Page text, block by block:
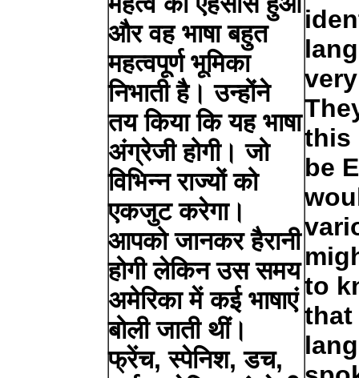
और वह भाषा बहुत
महत्वपूर्ण भूमिका
निभाती है। उन्होंने
तय किया कि यह भाषा
अंग्रेजी होगी। जो
विभिन्न राज्यों को
एकजुट करेगा।
आपको जानकर हैरानी
होगी लेकिन उस समय
अमेरिका में कई भाषाएं
बोली जाती थीं।
फ्रेंच, स्पेनिश, डच,
this
be
to
that